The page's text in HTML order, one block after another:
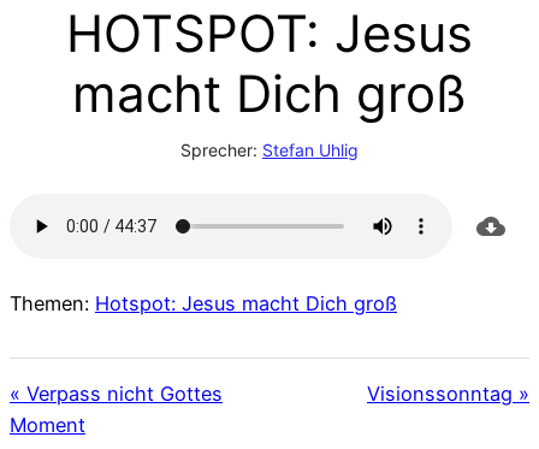
HOTSPOT: Jesus
macht Dich groß
Sprecher: Stefan Uhlig
Themen: Hotspot: Jesus macht Dich groß
« Verpass nicht Gottes
Moment
Visionssonntag »